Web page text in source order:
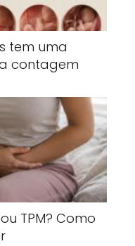
tem uma
contagem
TPM? Como